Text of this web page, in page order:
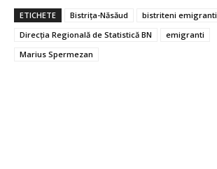
ETICHETE Bistrița-Năsăud
bistriteni emigranti
Direcția Regională de Statistică BN
emigranti
Marius Spermezan